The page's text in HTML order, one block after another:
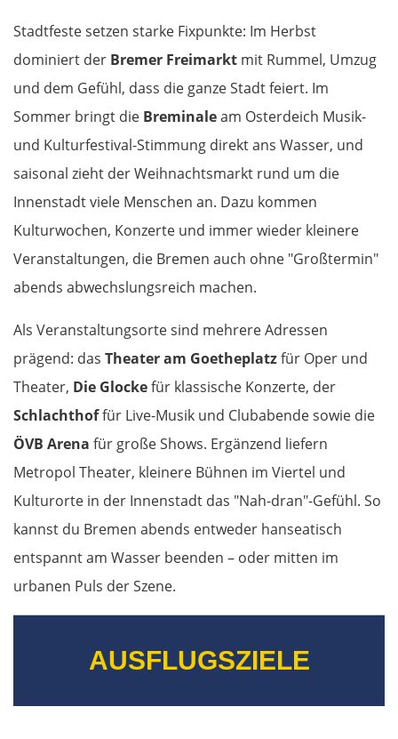
Stadtfeste setzen starke Fixpunkte: Im Herbst
dominiert der Bremer Freimarkt mit Rummel, Umzug
und dem Gefühl, dass die ganze Stadt feiert. Im
Sommer bringt die Breminaleam Osterdeich Musik-
und Kulturfestival-Stimmung direkt ans Wasser, und
saisonal zieht der Weihnachtsmarkt rund um die
Innenstadt viele Menschen an. Dazu kommen
Kulturwochen, Konzerte und immer wieder kleinere
Veranstaltungen, die Bremen auch ohne "Großtermin"
abends abwechslungsreich machen.
Als Veranstaltungsorte sind mehrere Adressen
prägend: das Theater am Goetheplatzfür Oper und
Theater, Die Glockefür klassische Konzerte, der
Schlachthoffür Live-Musik und Clubabende sowie die
ÖVB Arena für große Shows. Ergänzend liefern
Metropol Theater, kleinere Bühnen im Viertel und
Kulturorte in der Innenstadt das "Nah-dran"-Gefühl. So
kannst du Bremen abends entweder hanseatisch
entspannt am Wasser beenden – oder mitten im
urbanen Puls der Szene.
AUSFLUGSZIELE
Barcelona
Reus
Castelló de la Plana
Valencia
Murcia
Águilas
Motril
Málaga